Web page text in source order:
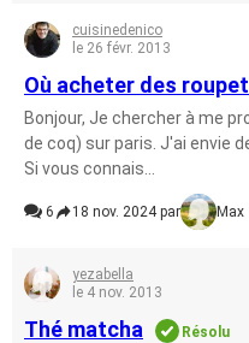
cuisinedenico
le 26 févr. 2013
Où acheter des
Bonjour, Je chercher à me
de coq) sur paris. J'ai envie
Si vous connais...
6 18 nov. 2024 par Max
yezabella
le 4 nov. 2013
Thé matcha Résolu